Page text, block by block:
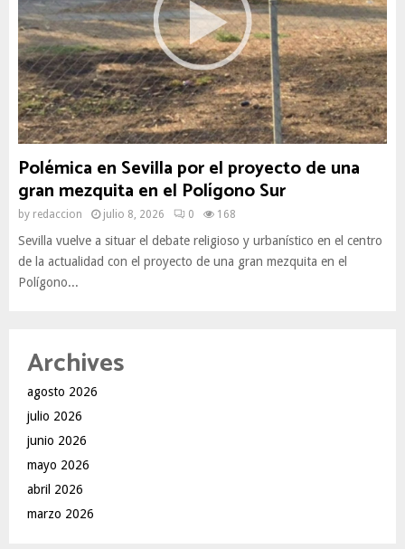
Polémica en Sevilla por el proyecto de una
gran mezquita en el Polígono Sur
by redaccion julio 8, 2026 0 168
Sevilla vuelve a situar el debate religioso y urbanístico en el centro
de la actualidad con el proyecto de una gran mezquita en el
Polígono...
Archives
agosto 2026
julio 2026
junio 2026
mayo 2026
abril 2026
marzo 2026